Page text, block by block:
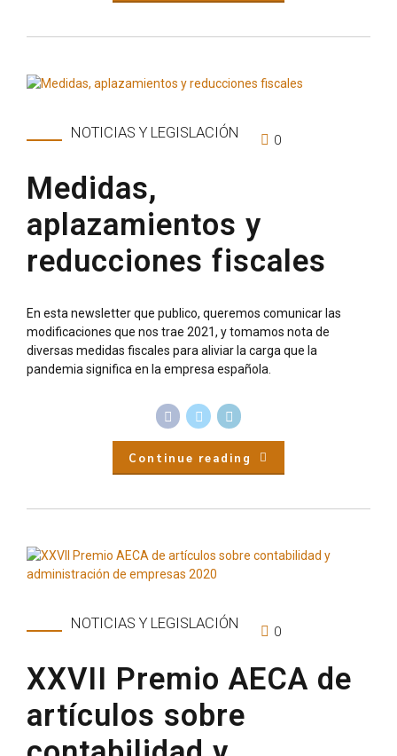
NOTICIAS Y LEGISLACIÓN 0
Medidas,
aplazamientos y
reducciones fiscales
En esta newsletter que publico, queremos comunicar las
modificaciones que nos trae 2021, y tomamos nota de
diversas medidas fiscales para aliviar la carga que la
pandemia significa en la empresa española.
Continue reading
NOTICIAS Y LEGISLACIÓN 0
XXVII Premio AECA de
artículos sobre